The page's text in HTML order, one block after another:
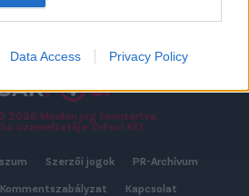
Data Access Privacy Policy
ÖSSZES ÁTIGAZOLÁSHOZ
2026 Minden jog fenntartva.
üzemeltetője: DrFoci Kft.
Szerzői jogok PR-Archívum
Kommentszabályzat Kapcsolat